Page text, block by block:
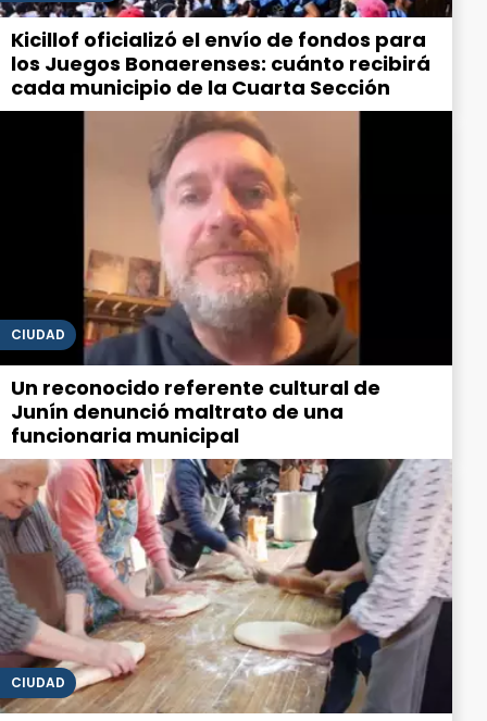
Kicillof oficializó el envío de fondos para
los Juegos Bonaerenses: cuánto recibirá
cada municipio de la Cuarta Sección
CIUDAD
Un reconocido referente cultural de
Junín denunció maltrato de una
funcionaria municipal
CIUDAD